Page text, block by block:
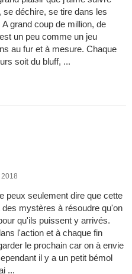
déchire, se tire dans les
grand coup de million, de
un peu comme un jeu
au fur et à mesure. Chaque
soit du bluff, ...
peux seulement dire que cette
mystères à résoudre qu'on
qu'ils puissent y arrivés.
l'action et à chaque fin
le prochain car on à envie
il y a un petit bémol
...